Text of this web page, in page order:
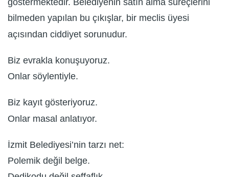
göstermektedir. Belediyenin satın alma süreçlerini
bilmeden yapılan bu çıkışlar, bir meclis üyesi
açısından ciddiyet sorunudur.
Biz evrakla konuşuyoruz.
Onlar söylentiyle.
Biz kayıt gösteriyoruz.
Onlar masal anlatıyor.
İzmit Belediyesi’nin tarzı net:
Polemik değil belge.